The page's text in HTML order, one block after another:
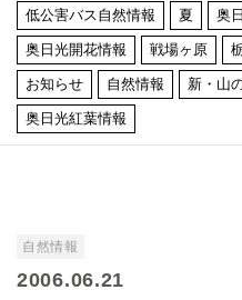
低公害バス自然情報 夏 奥
奥日光開花情報 戦場ヶ原
お知らせ 自然情報 新・山
奥日光紅葉情報
自然情報
2006.06.21